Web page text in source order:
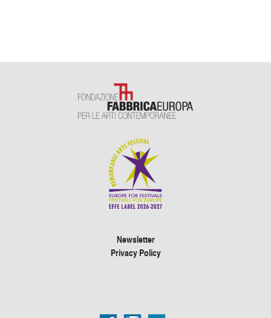
Newsletter
Privacy Policy